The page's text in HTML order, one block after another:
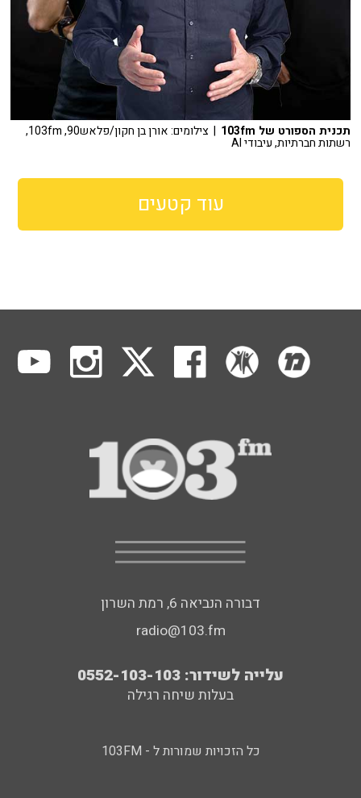
תכנית הספורט של 103fm | צילומים: אורן בן חקון/פלאש90, 103fm,
רשתות חברתיות, עיבודי AI
עוד קטעים
דבורה הנביאה 6, רמת השרון
radio@103.fm
עלייה לשידור: 0552-103-103
בעלות שיחה רגילה
כל הזכויות שמורות ל - 103FM